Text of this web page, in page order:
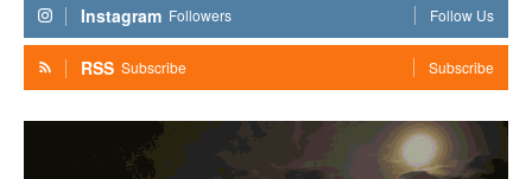
Instagram Followers Follow Us
RSS Subscribe Subscribe